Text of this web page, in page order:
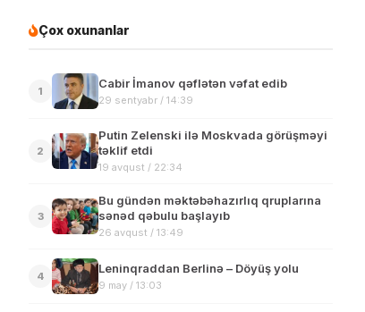
Çox oxunanlar
1
Cabir İmanov qəflətən vəfat edib
29 sentyabr / 14:39
2
Putin Zelenski ilə Moskvada görüşməyi
təklif etdi
19 avqust / 22:34
3
Bu gündən məktəbəhazırlıq qruplarına
sənəd qəbulu başlayıb
26 avqust / 13:49
4
Leninqraddan Berlinə – Döyüş yolu
9 may / 13:03